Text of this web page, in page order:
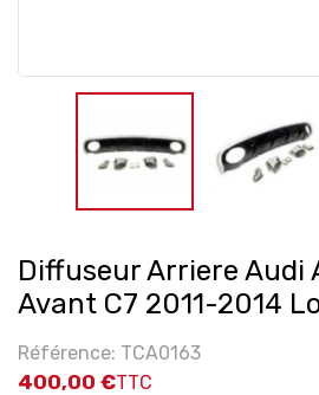
Diffuseur Arriere Audi
Avant C7 2011-2014
Référence: TCA0163
400,00 €TTC